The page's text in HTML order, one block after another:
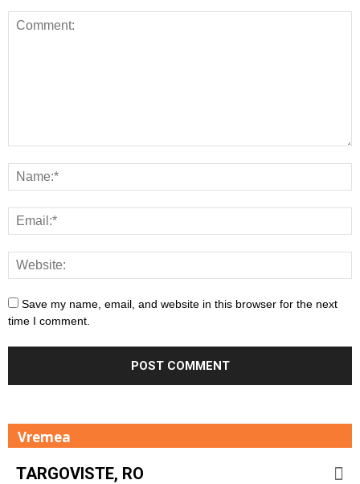
Save my name, email, and website in this browser for the next
time I comment.
Vremea
TARGOVISTE, RO